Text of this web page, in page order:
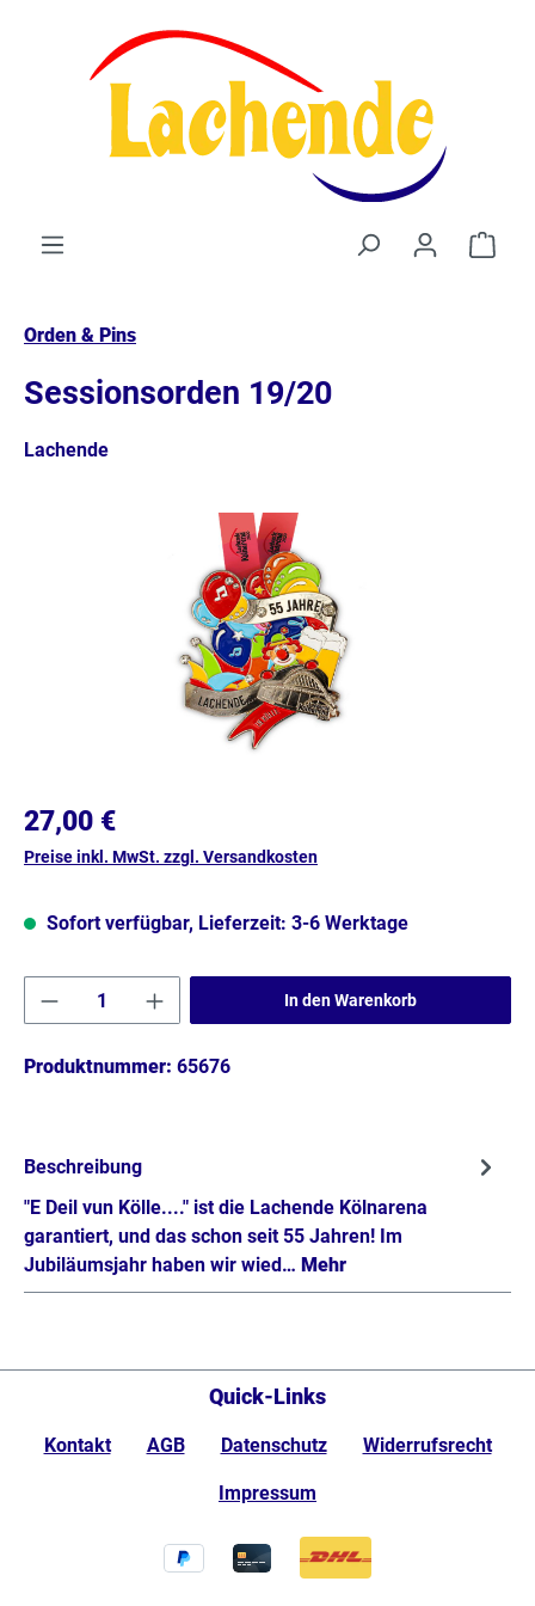
Orden & Pins
Sessionsorden 19/20
Lachende
Bildergalerie überspringen
27,00 €
Preise inkl. MwSt. zzgl. Versandkosten
Sofort verfügbar, Lieferzeit: 3-6 Werktage
Produkt Anzahl: Gib den gewünschten
In den Warenkorb
Produktnummer: 65676
Beschreibung
"E Deil vun Kölle...." ist die Lachende Kölnarena
garantiert, und das schon seit 55 Jahren! Im
Jubiläumsjahr haben wir wied… Mehr
Quick-Links
Kontakt AGB Datenschutz Widerrufsrecht
Impressum